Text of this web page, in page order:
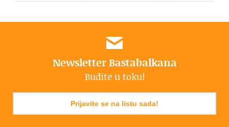
Newsletter Bastabalkana
Budite u toku!
Prijavite se na listu sada!